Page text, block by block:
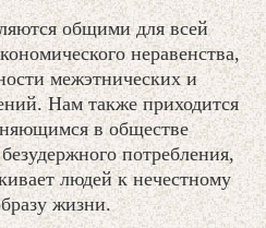
общими для всей
неравенства,
межэтнических и
Нам также приходится
в обществе
потребления,
людей к нечестному
жизни.